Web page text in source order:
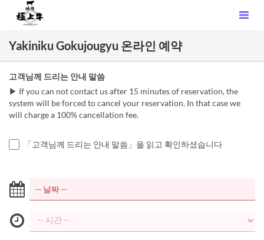
Yakiniku Gokujougyu 온라인 예약
고객님께 드리는 안내 말씀
▶ If you can not contact us after 15 minutes of reservation, the
system will be forced to cancel your reservation. In that case we
will charge a 100% cancellation fee.
「고객님께 드리는 안내 말씀」을 읽고 확인하셨습니다